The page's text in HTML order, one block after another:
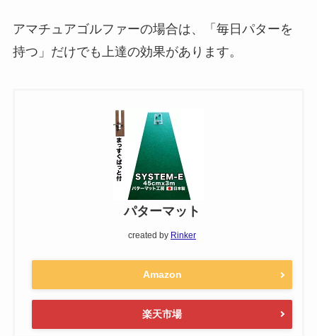
アマチュアゴルファーの場合は、「毎日パターを
持つ」だけでも上達の効果があります。
パターマット
created by Rinker
Amazon
楽天市場